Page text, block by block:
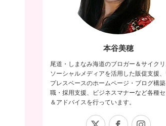
本谷美穂
尾道・しまなみ海道のブロガー＆サイクリ
ソーシャルメディアを活用した販促支援
プレスベースのホームページ・ブログ構
職・採用支援、ビジネスマナーなど各種
＆アドバイスを行っています。
Facebook